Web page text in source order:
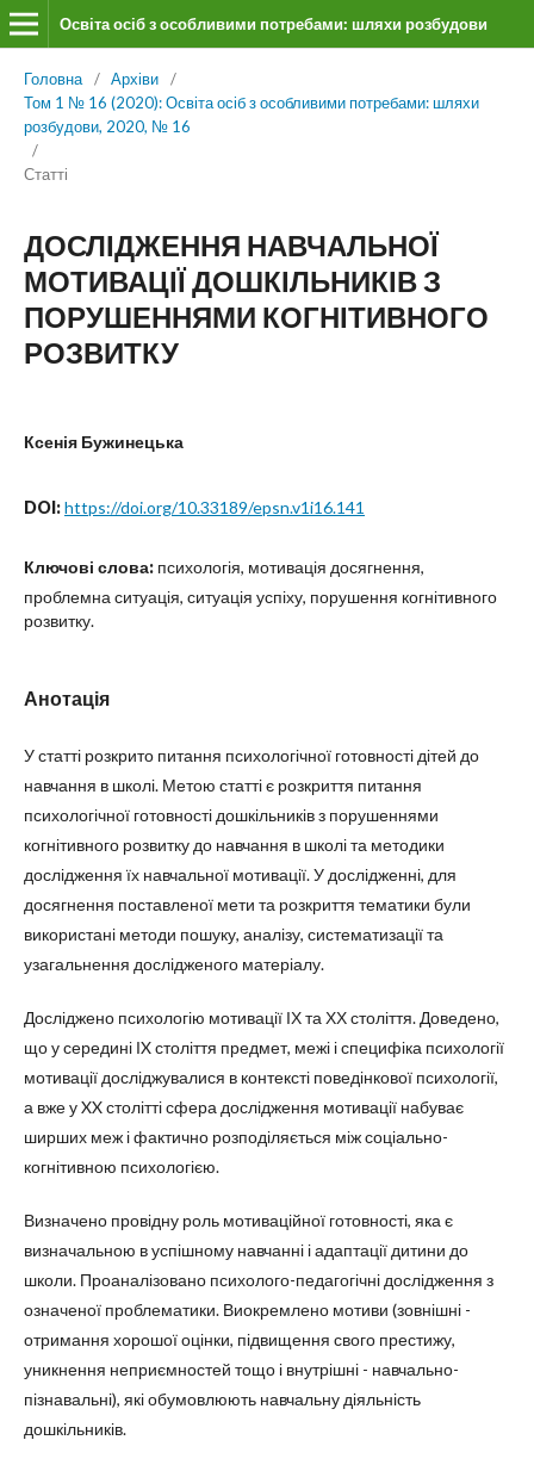
Освіта осіб з особливими потребами: шляхи розбудови
Головна / Архіви
/
Том 1 № 16 (2020): Освіта осіб з особливими потребами: шляхи
розбудови, 2020, № 16
/
Статті
ДОСЛІДЖЕННЯ НАВЧАЛЬНОЇ
МОТИВАЦІЇ ДОШКІЛЬНИКІВ З
ПОРУШЕННЯМИ КОГНІТИВНОГО
РОЗВИТКУ
Ксенія Бужинецька
DOI:https://doi.org/10.33189/epsn.v1i16.141
Ключові слова: психологія, мотивація досягнення,
проблемна ситуація, ситуація успіху, порушення когнітивного
розвитку.
Анотація
У статті розкрито питання психологічної готовності дітей до
навчання в школі. Метою статті є розкриття питання
психологічної готовності дошкільників з порушеннями
когнітивного розвитку до навчання в школі та методики
дослідження їх навчальної мотивації. У дослідженні, для
досягнення поставленої мети та розкриття тематики були
використані методи пошуку, аналізу, систематизації та
узагальнення дослідженого матеріалу.
Досліджено психологію мотивації ІХ та ХХ століття. Доведено,
що у середині ІX століття предмет, межі і специфіка психології
мотивації досліджувалися в контексті поведінкової психології,
а вже у XX столітті сфера дослідження мотивації набуває
ширших меж і фактично розподіляється між соціально-
когнітивною психологією.
Визначено провідну роль мотиваційної готовності, яка є
визначальною в успішному навчанні і адаптації дитини до
школи. Проаналізовано психолого-педагогічні дослідження з
означеної проблематики. Виокремлено мотиви (зовнішні -
отримання хорошої оцінки, підвищення свого престижу,
уникнення неприємностей тощо і внутрішні - навчально-
пізнавальні), які обумовлюють навчальну діяльність
дошкільників.